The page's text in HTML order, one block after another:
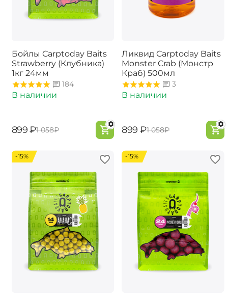
Бойлы Carptoday Baits
Strawberry (Клубника)
1кг 24мм
184
В наличии
‍899‍ ₽‍1 058‍₽
Ликвид Carptoday Baits
Monster Crab (Монстр
Краб) 500мл
3
В наличии
‍899‍ ₽‍1 058‍₽
-15% -15%